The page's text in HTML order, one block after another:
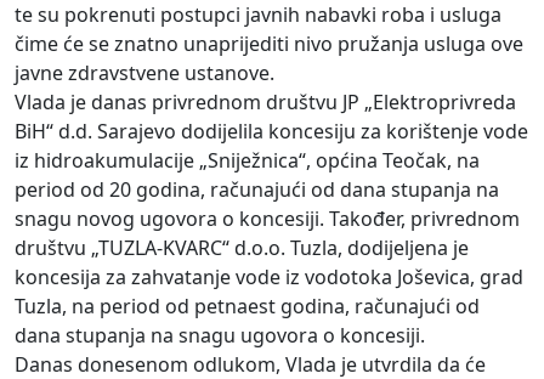
te su pokrenuti postupci javnih nabavki roba i usluga
čime će se znatno unaprijediti nivo pružanja usluga ove
javne zdravstvene ustanove.
Vlada je danas privrednom društvu JP „Elektroprivreda
BiH“ d.d. Sarajevo dodijelila koncesiju za korištenje vode
iz hidroakumulacije „Sniježnica“, općina Teočak, na
period od 20 godina, računajući od dana stupanja na
snagu novog ugovora o koncesiji. Također, privrednom
društvu „TUZLA-KVARC“ d.o.o. Tuzla, dodijeljena je
koncesija za zahvatanje vode iz vodotoka Joševica, grad
Tuzla, na period od petnaest godina, računajući od
dana stupanja na snagu ugovora o koncesiji.
Danas donesenom odlukom, Vlada je utvrdila da će